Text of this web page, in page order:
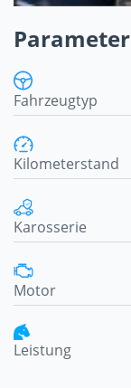
Parameter
Fahrzeugtyp
Kilometerstand
Karosserie
Motor
Leistung